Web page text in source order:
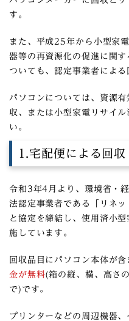
す。
また、平成25年から⼩型家
器等の再資源化の促進に関
ついても、認定事業者による
パソコンについては、資源
収、または⼩型家電リサイ
い。
1.宅配便による回収
令和3年4⽉より、環境省・
法認定事業者である「リネッ
と協定を締結し、使⽤済⼩
施しています。
回収品目にパソコン本体が含
⾦が無料(箱の縦、横、⾼さ
で)です。
プリンターなどの周辺機器